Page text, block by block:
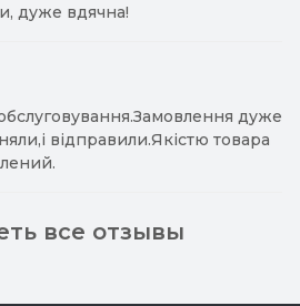
дуже вдячна!
дуже
відправили.Якістю товара
все отзывы